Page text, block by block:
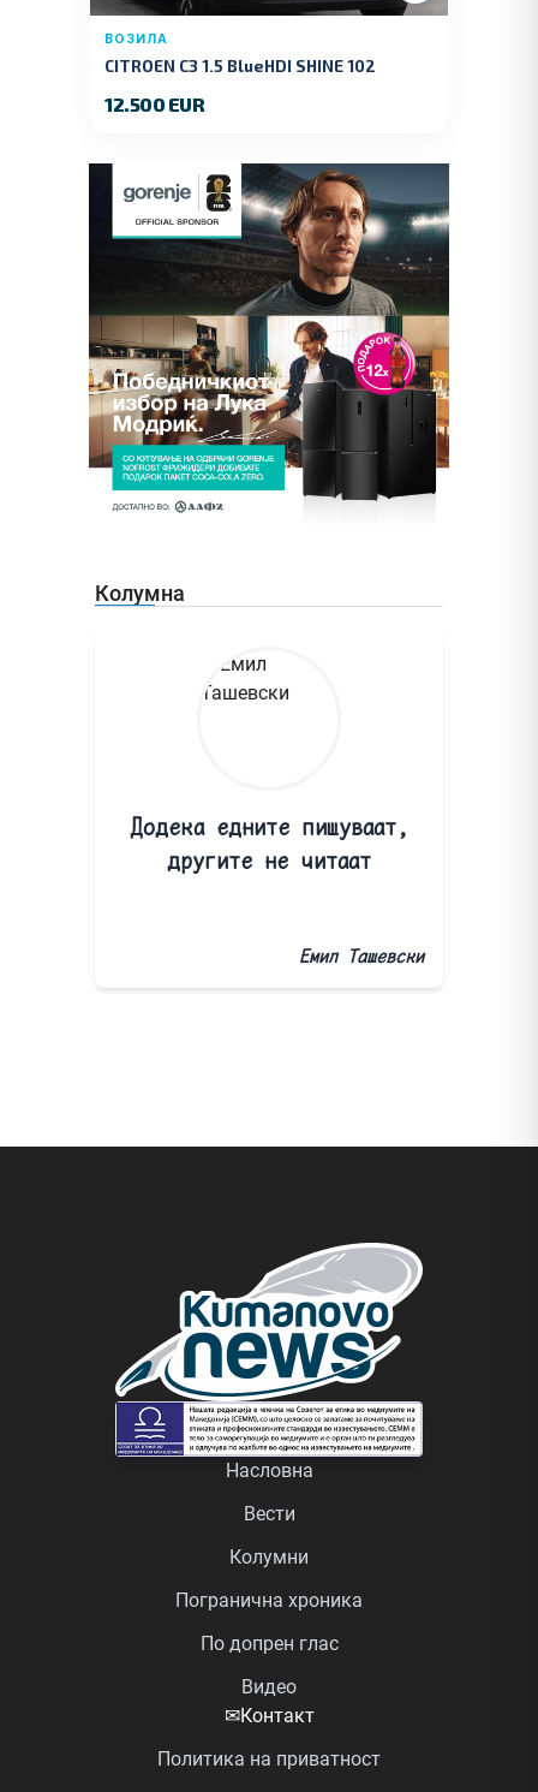
ВОЗИЛА
CITROEN C3 1.5 BlueHDI SHINE 102
12.500 EUR
Колумна
Додека едните пишуваат,
другите не читаат
Емил Ташевски
Насловна
Вести
Колумни
Погранична хроника
По допрен глас
Видео
✉Контакт
Политика на приватност